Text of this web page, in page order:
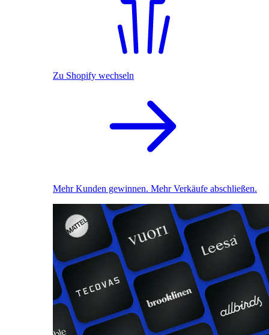
Zu Shopify wechseln
Mehr Kunden gewinnen. Mehr Verkäufe abschließen.